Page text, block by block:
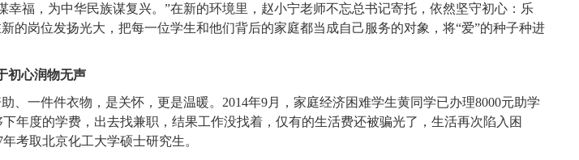
福，为中华民族谋复兴。”在新的环境里，赵小宁老师不忘总书记寄托，依然坚守初心：乐
的岗位发扬光大，把每一位学生和他们背后的家庭都当成自己服务的对象，将“爱”的种子种进
初心润物无声
、一件件衣物，是关怀，更是温暖。 2014年9月，家庭经济困难学生黄同学已办理8000元助学
年度的学费，出去找兼职，结果工作没找着，仅有的生活费还被骗光了，生活再次陷入困
年考取北京化工大学硕士研究生。